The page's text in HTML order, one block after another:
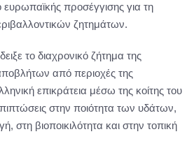
ευρωπαϊκής προσέγγισης για τη
ζητημάτων.
το διαχρονικό ζήτημα της
από περιοχές της
επικράτεια μέσω της κοίτης του
στην ποιότητα των υδάτων,
στη βιοποικιλότητα και στην τοπική